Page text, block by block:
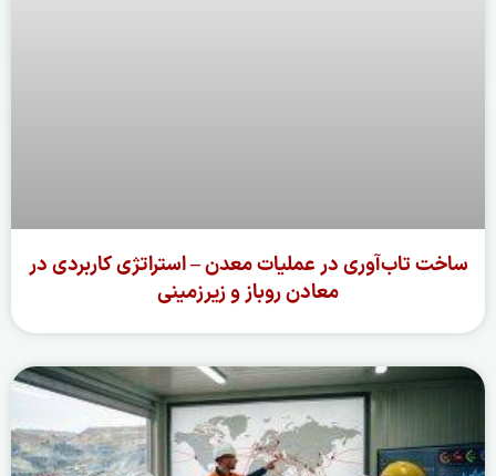
ساخت تاب‌آوری در عملیات معدن – استراتژی کاربردی در
معادن روباز و زیرزمینی